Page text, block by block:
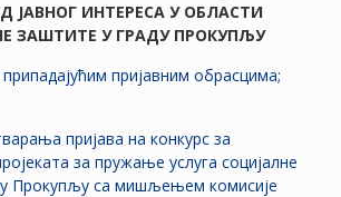
ЈАВНОГ ИНТЕРЕСА У ОБЛАСТИ
ЗАШТИТЕ У ГРАДУ ПРОКУПЉУ
припадајућим пријавним обрасцима;
пријава на конкурс за
за пружање услуга социјалне
Прокупљу са мишљењем комисије